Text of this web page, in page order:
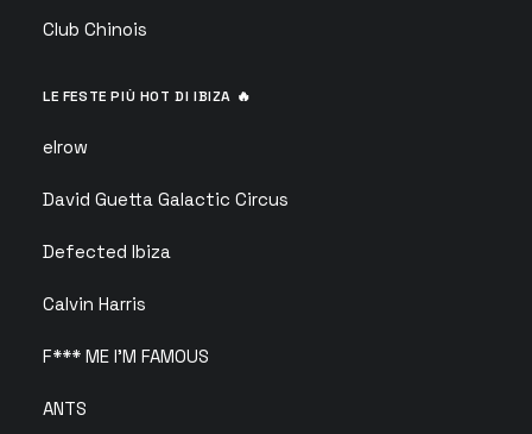
Club Chinois
LE FESTE PIÙ HOT DI IBIZA 🔥
elrow
David Guetta Galactic Circus
Defected Ibiza
Calvin Harris
F*** ME I’M FAMOUS
ANTS